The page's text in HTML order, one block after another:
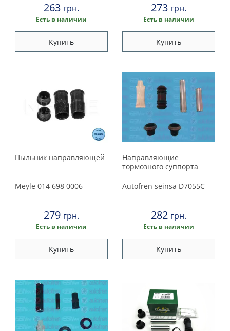
263 грн.
Есть в наличии
Купить
273 грн.
Есть в наличии
Купить
Пыльник направляющей
Meyle 014 698 0006
279 грн.
Есть в наличии
Купить
Направляющие
тормозного суппорта
Autofren seinsa D7055C
282 грн.
Есть в наличии
Купить